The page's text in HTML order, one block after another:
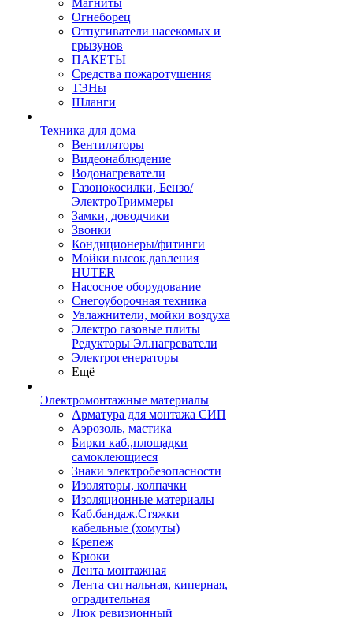
Магниты
Огнеборец
Отпугиватели насекомых и
грызунов
ПАКЕТЫ
Средства пожаротушения
ТЭНы
Шланги
Техника для дома
Вентиляторы
Видеонаблюдение
Водонагреватели
Газонокосилки, Бензо/
ЭлектроТриммеры
Замки, доводчики
Звонки
Кондиционеры/фитинги
Мойки высок.давления
HUTER
Насосное оборудование
Снегоуборочная техника
Увлажнители, мойки воздуха
Электро газовые плиты
Редукторы Эл.нагреватели
Электрогенераторы
Ещё
Электромонтажные материалы
Арматура для монтажа СИП
Аэрозоль, мастика
Бирки каб.,площадки
самоклеющиеся
Знаки электробезопасности
Изоляторы, колпачки
Изоляционные материалы
Каб.бандаж.Стяжки
кабельные (хомуты)
Крепеж
Крюки
Лента монтажная
Лента сигнальная, киперная,
оградительная
Люк ревизионный